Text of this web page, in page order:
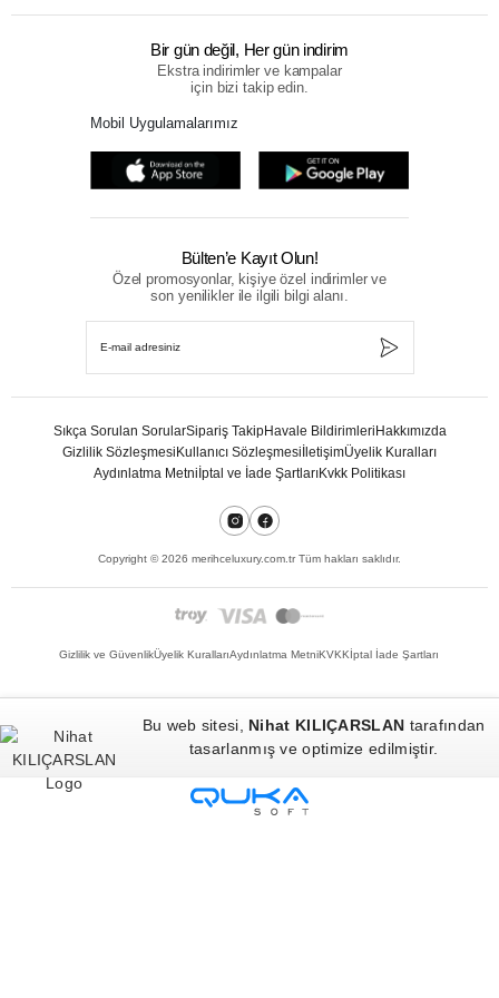
Bir gün değil, Her gün indirim
Ekstra indirimler ve kampalar
için bizi takip edin.
Mobil Uygulamalarımız
Bülten’e Kayıt Olun!
Özel promosyonlar, kişiye özel indirimler ve
son yenilikler ile ilgili bilgi alanı.
Sıkça Sorulan SorularSipariş TakipHavale BildirimleriHakkımızda
Gizlilik SözleşmesiKullanıcı SözleşmesiİletişimÜyelik Kuralları
Aydınlatma Metniİptal ve İade ŞartlarıKvkk Politikası
Copyright ©2026 merihceluxury.com.tr Tüm hakları saklıdır.
Gizlilik ve GüvenlikÜyelik KurallarıAydınlatma MetniKVKKİptal İade Şartları
Bu web sitesi, Nihat KILIÇARSLAN tarafından
tasarlanmış ve optimize edilmiştir.